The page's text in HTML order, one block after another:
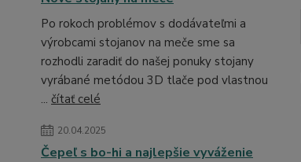
Po rokoch problémov s dodávateľmi a
výrobcami stojanov na meče sme sa
rozhodli zaradiť do našej ponuky stojany
vyrábané metódou 3D tlače pod vlastnou
... čítať celé
20.04.2025
Čepeľ s bo-hi a najlepšie vyváženie